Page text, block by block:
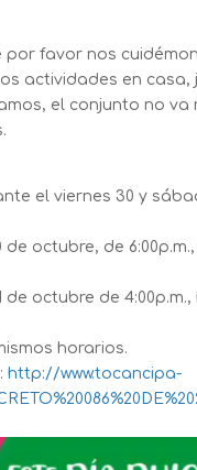
favor nos
actividades en casa,
el conjunto no va
el viernes 30 y
octubre, de
octubre de
horarios.
http://www.tocancipa-